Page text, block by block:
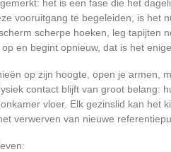
het is een fase die het
vooruitgang te begeleiden, is het
scherpe hoeken, leg tapijten
en begint opnieuw, dat is het
op zijn hoogte, open je armen,
contact blijft van groot belang:
vloer. Elk gezinslid kan het
verwerven van nieuwe